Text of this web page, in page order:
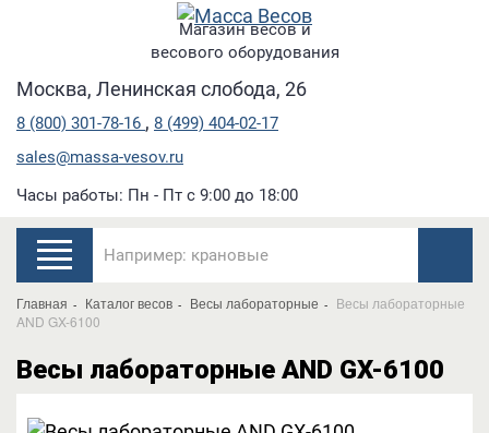
Магазин весов и
весового оборудования
Москва, Ленинская слобода, 26
8 (800) 301-78-16 , 8 (499) 404-02-17
sales@massa-vesov.ru
Часы работы: Пн - Пт с 9:00 до 18:00
Главная Каталог весов Весы лабораторные
Весы лабораторные
AND GX-6100
Весы лабораторные AND GX-6100